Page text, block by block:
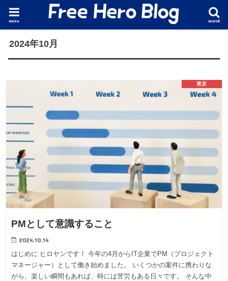
search
menu
2024年10月
東京
PMとして意識すること
2024.10.14
はじめに ヒロヤンです！ 今年の4月からIT企業でPM（プロジェクト
マネージャー）として働き始めました。 いくつかの案件に携わりな
がら、楽しい瞬間もあれば、時には苦労もある日々です。 そんな中